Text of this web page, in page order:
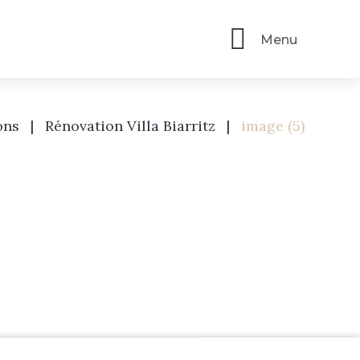
Menu
| Rénovation Villa Biarritz | image (5)